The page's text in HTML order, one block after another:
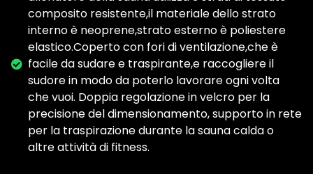
composito resistente,il materiale dello strato
interno è neoprene,strato esterno è poliestere
elastico.Coperto con fori di ventilazione,che è
facile da sudare e traspirante,e raccogliere il
sudore in modo da poterlo lavorare ogni volta
che vuoi. Doppia regolazione in velcro per la
precisione del dimensionamento, supporto in rete
per la traspirazione durante la sauna calda o
altre attività di fitness.